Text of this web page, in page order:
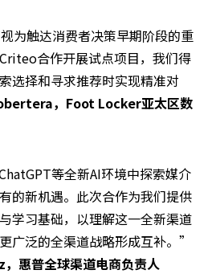
为触达消费者决策早期阶段的重
合作开展试点项目，我们得
选择和寻求推荐时实现精准对
，Foot Locker亚太区数
等全新AI环境中探索媒介
的新机遇。此次合作为我们提供
学习基础，以理解这一全新渠道
广泛的全渠道战略形成互补。”
惠普全球渠道电商负责人